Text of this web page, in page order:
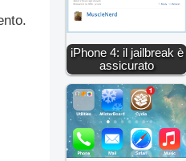
iPhone 4: il jailbreak è
assicurato